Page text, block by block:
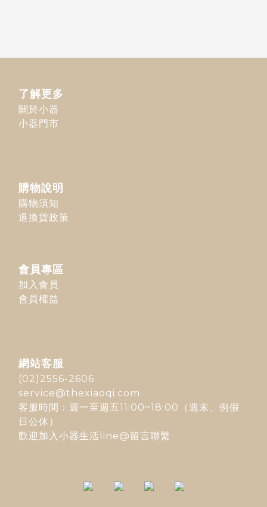
了解更多
關於小器
小器門市
購物說明
購物須知
退換貨政策
會員專區
加入會員
會員權益
網站客服
(02)2556-2606
service@thexiaoqi.com
客服時間：週一至週五11:00~18:00（週末、例假
日公休）
歡迎加入 小器生活line@留言聯繫